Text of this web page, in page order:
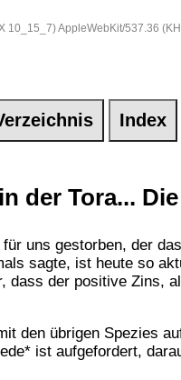
10_15_7) AppleWebKit/537.36
Index
der Tora...
uns gestorben, der
sagte, ist heute so
dass der positive Zins,
den übrigen Spezies
ist aufgefordert,